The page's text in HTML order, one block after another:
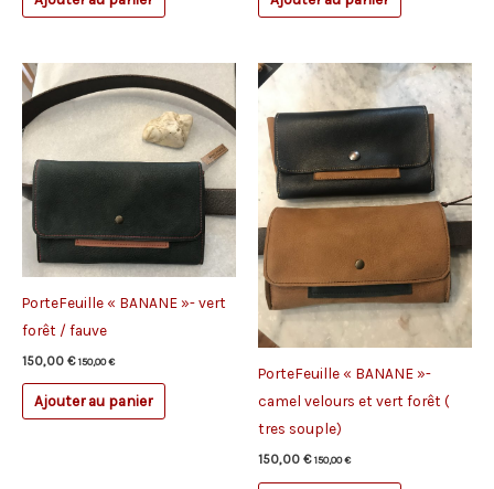
PorteFeuille « BANANE »- vert
forêt / fauve
150,00 € 150,00€
Ajouter au panier
PorteFeuille « BANANE »-
camel velours et vert forêt (
tres souple)
150,00 € 150,00€